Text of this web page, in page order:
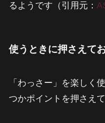
るようです（引用元：
使うときに押さえて
「わっさー」を楽しく
つかポイントを押さえ